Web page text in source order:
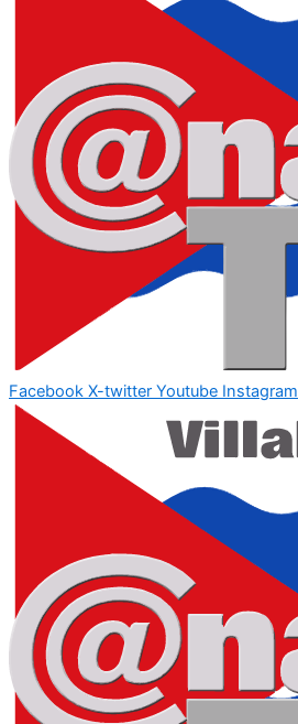
Facebook X-twitter Youtube Instagram